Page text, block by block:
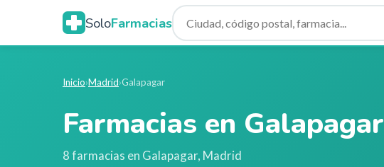
SoloFarmacias
Inicio›Madrid›Galapagar
Farmacias en Galapagar
8farmacias en Galapagar, Madrid